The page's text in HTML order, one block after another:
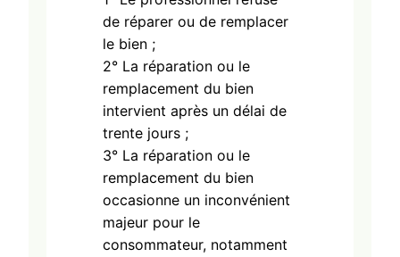
de réparer ou de remplacer
le bien ;
2° La réparation ou le
remplacement du bien
intervient après un délai de
trente jours ;
3° La réparation ou le
remplacement du bien
occasionne un inconvénient
majeur pour le
consommateur, notamment